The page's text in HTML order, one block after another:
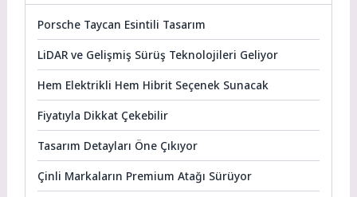
Porsche Taycan Esintili Tasarım
LiDAR ve Gelişmiş Sürüş Teknolojileri Geliyor
Hem Elektrikli Hem Hibrit Seçenek Sunacak
Fiyatıyla Dikkat Çekebilir
Tasarım Detayları Öne Çıkıyor
Çinli Markaların Premium Atağı Sürüyor